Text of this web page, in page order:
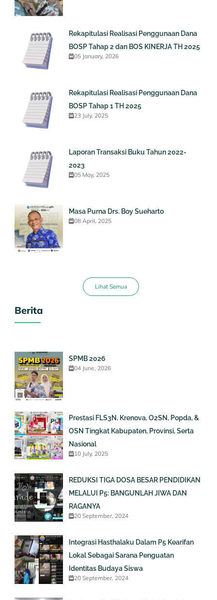
Rekapitulasi Realisasi Penggunaan Dana
BOSP Tahap 2 dan BOS KINERJA TH 2025
05 January, 2026
Rekapitulasi Realisasi Penggunaan Dana
BOSP Tahap 1 TH 2025
23 July, 2025
Laporan Transaksi Buku Tahun 2022-
2023
05 May, 2025
Masa Purna Drs. Boy Sueharto
08 April, 2025
Lihat Semua
Berita
SPMB 2026
04 June, 2026
Prestasi FLS3N, Krenova, O2SN, Popda, &
OSN Tingkat Kabupaten, Provinsi, Serta
Nasional
10 July, 2025
REDUKSI TIGA DOSA BESAR PENDIDIKAN
MELALUI P5: BANGUNLAH JIWA DAN
RAGANYA
20 September, 2024
Integrasi Hasthalaku Dalam P5 Kearifan
Lokal Sebagai Sarana Penguatan
Identitas Budaya Siswa
20 September, 2024